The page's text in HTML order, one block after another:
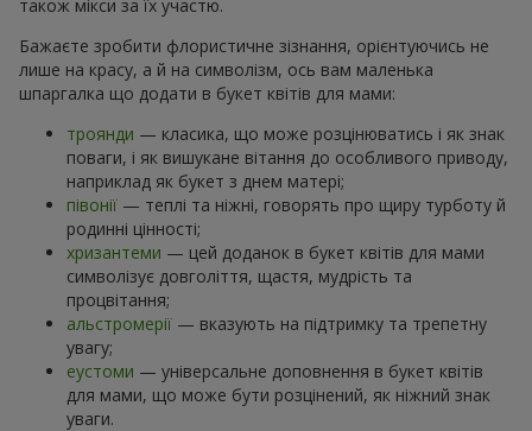
також мікси за їх участю.
Бажаєте зробити флористичне зізнання, орієнтуючись не
лише на красу, а й на символізм, ось вам маленька
шпаргалка що додати в букет квітів для мами:
троянди — класика, що може розцінюватись і як знак
поваги, і як вишукане вітання до особливого приводу,
наприклад як букет з днем матері;
півонії — теплі та ніжні, говорять про щиру турботу й
родинні цінності;
хризантеми — цей доданок в букет квітів для мами
символізує довголіття, щастя, мудрість та
процвітання;
альстромерії — вказують на підтримку та трепетну
увагу;
еустоми — універсальне доповнення в букет квітів
для мами, що може бути розцінений, як ніжний знак
уваги.